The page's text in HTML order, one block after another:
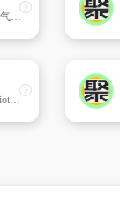
上门维修行业的领导者,涉及项目包括管道、电气、采暖、空调系统及家电等。
万豪国际住宅与别墅集团(Homes&VillasbyMarriottInternational)是一家全球性的房屋租赁服务,精选了一组精选的专业物业管理公司提供的精选高档和豪华房屋租赁服务。Homes＆Villas在250多个目的地拥有成千上万的房屋,Homes＆Villas通过值得信赖的旅行品牌为客人提供整个房屋的空间,并提供最好的奖赏福利。